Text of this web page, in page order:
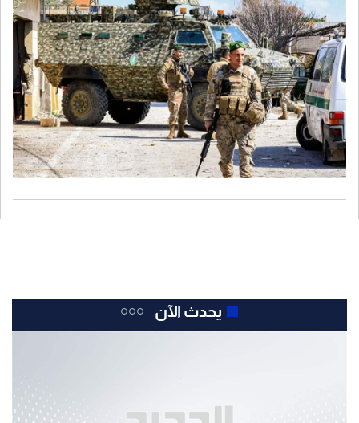
المعترف بها. حصل العرض على إشادة أميركية، بينما اعترض الجانب
اللبناني على تركيز النقاش على مسألة تصحيح الخط الأزرق والنقاط
الحدودية، في وقت لا تزال فيه القوات الإسرائيلية تحتل عشرات البلدات
والنقاط داخل الأراضي اللبنانية".
يحدث الآن